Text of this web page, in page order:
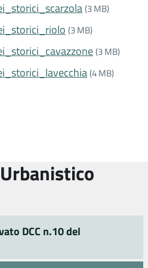
(3 MB)
(3 MB)
(3 MB)
(4 MB)
DCC n.10 del